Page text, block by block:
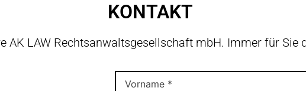
KONTAKT
AK LAW Rechtsanwaltsgesellschaft mbH. Immer für Sie